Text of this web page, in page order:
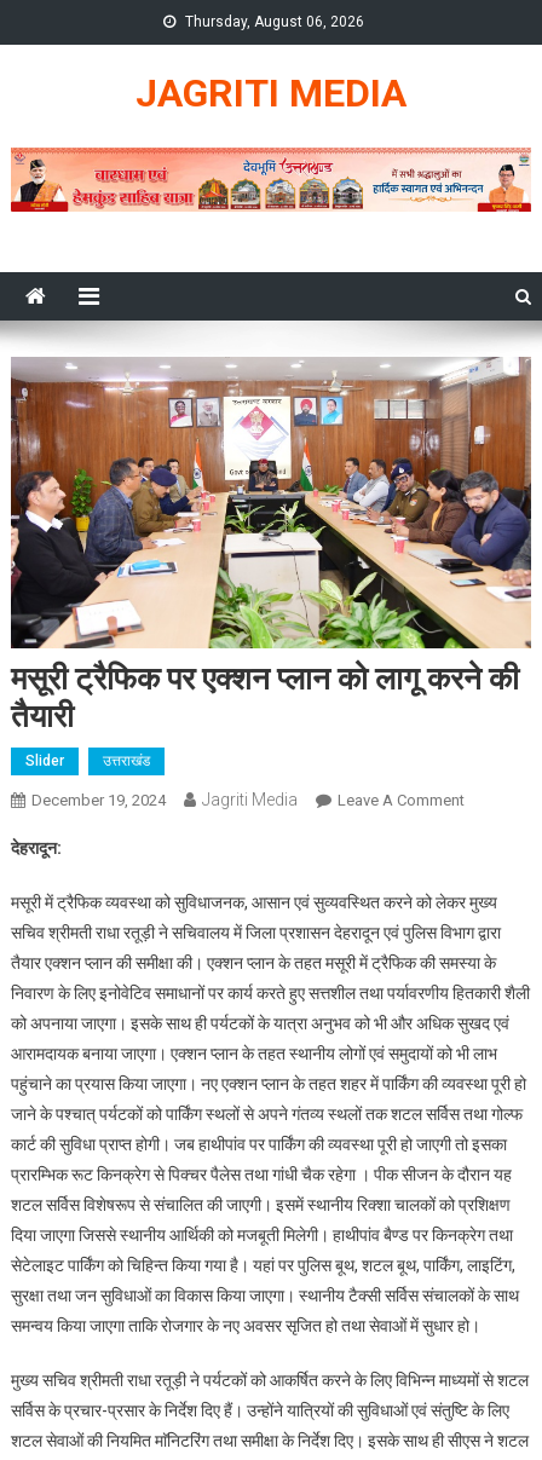
to
Thursday, August 06, 2026
JAGRITI MEDIA
मसूरी ट्रैफिक पर एक्शन प्लान को लागू करने की
तैयारी
Slider उत्तराखंड
December 19, 2024 Jagriti Media Leave A CommentOn
एक्शन
प्लान
को
लागू
करने
की
तैयारी
देहरादून:
मसूरी में ट्रैफिक व्यवस्था को सुविधाजनक, आसान एवं सुव्यवस्थित करने को लेकर मुख्य
सचिव श्रीमती राधा रतूड़ी ने सचिवालय में जिला प्रशासन देहरादून एवं पुलिस विभाग द्वारा
तैयार एक्शन प्लान की समीक्षा की। एक्शन प्लान के तहत मसूरी में ट्रैफिक की समस्या के
निवारण के लिए इनोवेटिव समाधानों पर कार्य करते हुए सत्तशील तथा पर्यावरणीय हितकारी शैली
को अपनाया जाएगा। इसके साथ ही पर्यटकों के यात्रा अनुभव को भी और अधिक सुखद एवं
आरामदायक बनाया जाएगा। एक्शन प्लान के तहत स्थानीय लोगों एवं समुदायों को भी लाभ
पहुंचाने का प्रयास किया जाएगा। नए एक्शन प्लान के तहत शहर में पार्किंग की व्यवस्था पूरी हो
जाने के पश्चात् पर्यटकों को पार्किंग स्थलों से अपने गंतव्य स्थलों तक शटल सर्विस तथा गोल्फ
कार्ट की सुविधा प्राप्त होगी। जब हाथीपांव पर पार्किंग की व्यवस्था पूरी हो जाएगी तो इसका
प्रारम्भिक रूट किनक्रेग से पिक्चर पैलेस तथा गांधी चैक रहेगा । पीक सीजन के दौरान यह
शटल सर्विस विशेषरूप से संचालित की जाएगी। इसमें स्थानीय रिक्शा चालकों को प्रशिक्षण
दिया जाएगा जिससे स्थानीय आर्थिकी को मजबूती मिलेगी। हाथीपांव बैण्ड पर किनक्रेग तथा
सेटेलाइट पार्किंग को चिहिन्त किया गया है। यहां पर पुलिस बूथ, शटल बूथ, पार्किंग, लाइटिंग,
सुरक्षा तथा जन सुविधाओं का विकास किया जाएगा। स्थानीय टैक्सी सर्विस संचालकों के साथ
समन्वय किया जाएगा ताकि रोजगार के नए अवसर सृजित हो तथा सेवाओं में सुधार हो।
मुख्य सचिव श्रीमती राधा रतूड़ी ने पर्यटकों को आकर्षित करने के लिए विभिन्न माध्यमों से शटल
सर्विस के प्रचार-प्रसार के निर्देश दिए हैं। उन्होंने यात्रियों की सुविधाओं एवं संतुष्टि के लिए
शटल सेवाओं की नियमित माॅनिटरिंग तथा समीक्षा के निर्देश दिए। इसके साथ ही सीएस ने शटल